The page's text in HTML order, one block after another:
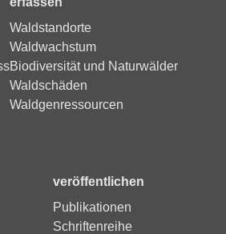
Waldstandorte
Waldwachstum
Biodiversität und Naturwälder
Waldschäden
Waldgenressourcen
veröffentlichen
Publikationen
Schriftenreihe